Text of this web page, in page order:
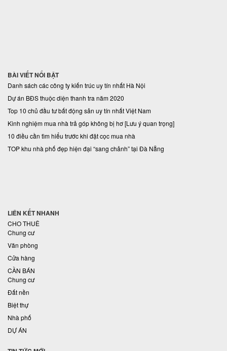
BÀI VIẾT NỔI BẬT
Danh sách các công ty kiến trúc uy tín nhất Hà Nội
Dự án BĐS thuộc diện thanh tra năm 2020
Top 10 chủ đầu tư bất động sản uy tín nhất Việt Nam
Kinh nghiệm mua nhà trả góp không bị hơ [Lưu ý quan trọng]
10 điều cần tìm hiểu trước khi đặt cọc mua nhà
TOP khu nhà phố đẹp hiện đại “sang chảnh” tại Đà Nẵng
LIÊN KẾT NHANH
CHO THUÊ
Chung cư
Văn phòng
Cửa hàng
CẦN BÁN
Chung cư
Đất nền
Biệt thự
Nhà phố
DỰ ÁN